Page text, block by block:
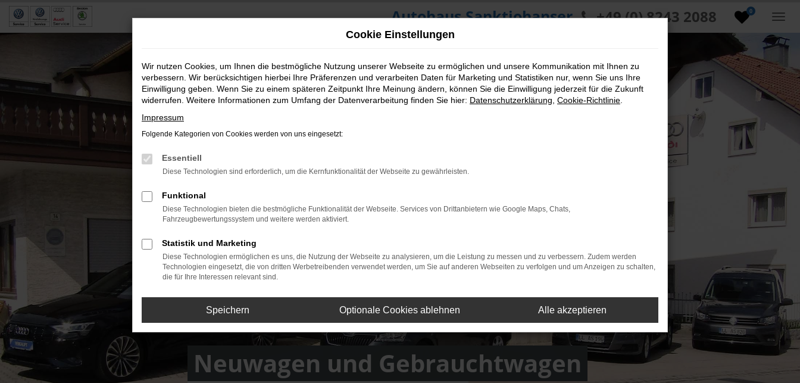
Zum
0
Autohaus Sanktjohanser +49 (0) 8243 2088
Neuwagen und Gebrauchtwagen
Cookie Einstellungen
Wir nutzen Cookies, um Ihnen die bestmögliche Nutzung unserer Webseite zu ermöglichen und unsere Kommunikation mit Ihnen zu
verbessern. Wir berücksichtigen hierbei Ihre Präferenzen und verarbeiten Daten für Marketing und Statistiken nur, wenn Sie uns Ihre
Einwilligung geben. Wenn Sie zu einem späteren Zeitpunkt Ihre Meinung ändern, können Sie die Einwilligung jederzeit für die Zukunft
widerrufen. Weitere Informationen zum Umfang der Datenverarbeitung finden Sie hier: Datenschutzerklärung Cookie-Richtlinie
Impressum
Folgende Kategorien von Cookies werden von uns eingesetzt:
Essentiell
Diese Technologien sind erforderlich, um die Kernfunktionalität der Webseite zu gewährleisten.
Funktional
Diese Technologien bieten die bestmögliche Funktionalität der Webseite. Services von Drittanbietern wie Google Maps, Chats,
Fahrzeugbewertungssystem und weitere werden aktiviert.
Statistik und Marketing
Diese Technologien ermöglichen es uns, die Nutzung der Webseite zu analysieren, um die Leistung zu messen und zu verbessern. Zudem werden
Technologien eingesetzt, die von dritten Werbetreibenden verwendet werden, um Sie auf anderen Webseiten zu verfolgen und um Anzeigen zu schalten,
die für Ihre Interessen relevant sind.
Speichern Optionale Cookies ablehnen Alle akzeptieren